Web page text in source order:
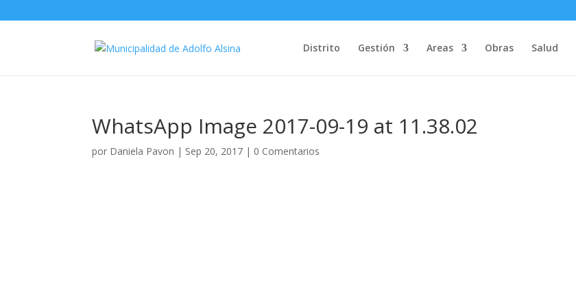
Distrito Gestión Areas Obras Salud
WhatsApp Image 2017-09-19 at 11.38.02
por Daniela Pavon | Sep 20, 2017 | 0 Comentarios